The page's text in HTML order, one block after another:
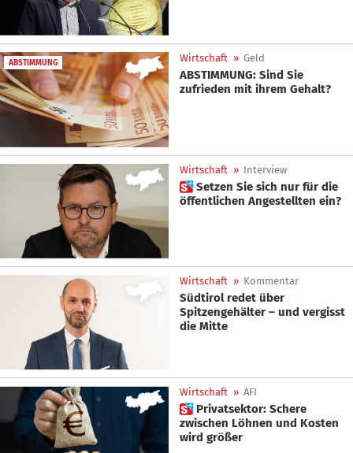
ABSTIMMUNG Wirtschaft » Geld
ABSTIMMUNG: Sind Sie
zufrieden mit ihrem Gehalt?
Wirtschaft » Interview
 Setzen Sie sich nur für die
öffentlichen Angestellten ein?
Wirtschaft » Kommentar
Südtirol redet über
Spitzengehälter – und vergisst
die Mitte
Wirtschaft » AFI
 Privatsektor: Schere
zwischen Löhnen und Kosten
wird größer